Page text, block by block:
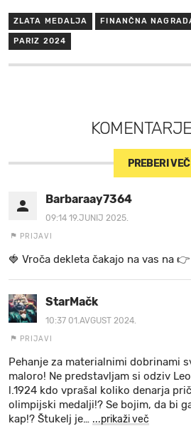
ZLATA MEDALJA FINANČNA
PARIZ 2024
PREBERI VEČ
Barbaraay7364
09:14 19.JUNIJ 2025.
PRIJAVI
🍓 V r o č a d e k l e t a ča k a jo na va s n a
StarMačk
10:37 01.AVGUST 2024.
PRIJAVI
Pehanje za materialnimi dobrinami
maloro! Ne predstavljam si odziv
l.1924 kdo vprašal koliko denarja
olimpijski medalji!? Se bojim, da bi
kap!? Štukelj je… ...prikaži več